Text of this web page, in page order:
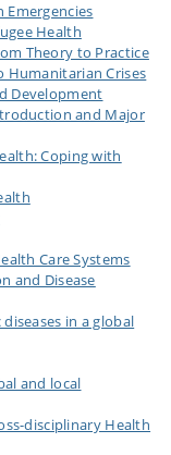
Emergencies
Health
Theory to Practice
Humanitarian Crises
Development
and Major
Coping with
Care Systems
and Disease
in a global
and local
disciplinary Health